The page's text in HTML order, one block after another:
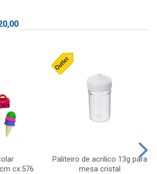
cx:576
Paliteiro de acrilico 13g para
mesa cristal